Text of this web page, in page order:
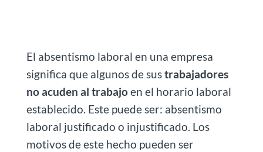
El absentismo laboral en una empresa
significa que algunos de sustrabajadores
no acuden al trabajoen el horario laboral
establecido. Este puede ser: absentismo
laboral justificado o injustificado. Los
motivos de este hecho pueden ser